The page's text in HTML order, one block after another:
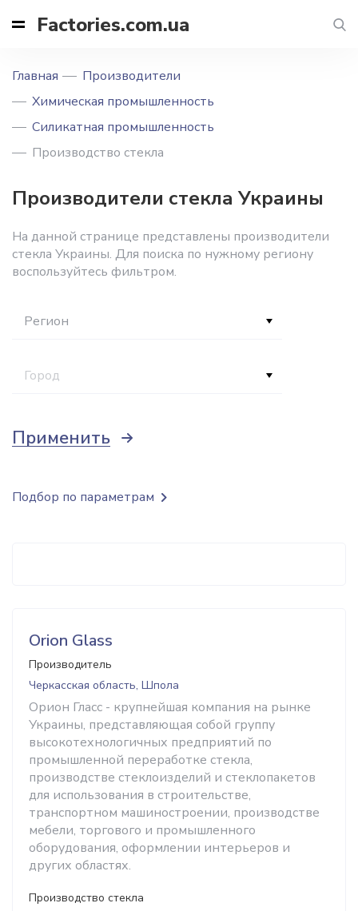
Factories.com.ua
Главная
Производители
Химическая промышленность
Силикатная промышленность
Производство стекла
Производители стекла Украины
На данной странице представлены производители
стекла Украины. Для поиска по нужному региону
воспользуйтесь фильтром.
Регион
Город
Применить
Orion Glass
Производитель
Черкасская область, Шпола
Орион Гласс - крупнейшая компания на рынке
Украины, представляющая собой группу
высокотехнологичных предприятий по
промышленной переработке стекла,
производстве стеклоизделий и стеклопакетов
для использования в строительстве,
транспортном машиностроении, производстве
мебели, торгового и промышленного
оборудования, оформлении интерьеров и
других областях.
Производство стекла
Подбор по параметрам